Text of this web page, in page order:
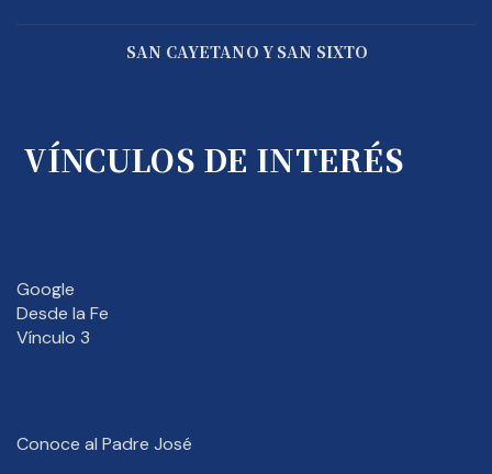
SAN CAYETANO Y SAN SIXTO
VÍNCULOS DE INTERÉS
Google
Desde la Fe
Vínculo 3
Conoce al Padre José